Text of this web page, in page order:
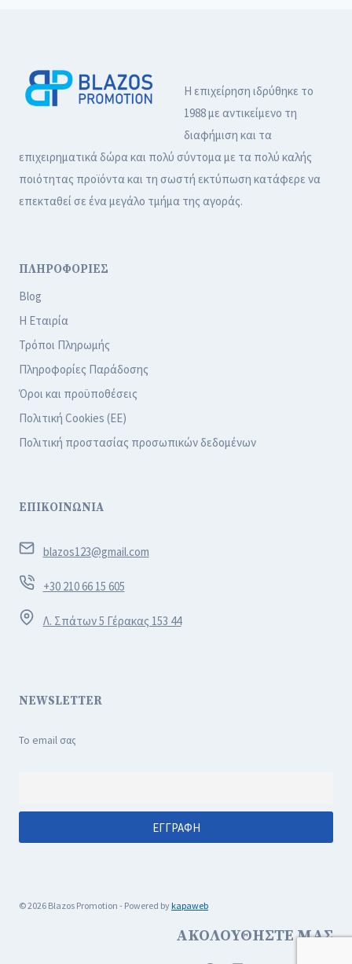
Η επιχείρηση ιδρύθηκε το
1988 με αντικείμενο τη
διαφήμιση και τα
επιχειρηματικά δώρα και πολύ σύντομα με τα πολύ καλής
ποιότητας προϊόντα και τη σωστή εκτύπωση κατάφερε να
επεκταθεί σε ένα μεγάλο τμήμα της αγοράς.
ΠΛΗΡΟΦΟΡΙΕΣ
Blog
Η Εταιρία
Τρόποι Πληρωμής
Πληροφορίες Παράδοσης
Όροι και προϋποθέσεις
Πολιτική Cookies (ΕΕ)
Πολιτική προστασίας προσωπικών δεδομένων
ΕΠΙΚΟΙΝΩΝΙΑ
blazos123@gmail.com
+30 210 66 15 605
Λ. Σπάτων 5 Γέρακας 153 44
NEWSLETTER
Το email σας
© 2026 Blazos Promotion - Powered by kapaweb
ΑΚΟΛΟΥΘΗΣΤΕ ΜΑΣ